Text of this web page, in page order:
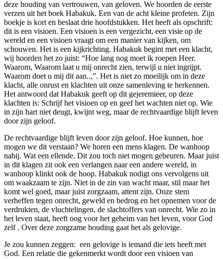
deze houding van vertrouwen, van geloven. We hoorden de eerste
verzen uit het boek Habakuk. Een van de acht kleine profeten. Zijn
boekje is kort en beslaat drie hoofdstukken. Het heeft als opschrift:
dit is een visioen. Een visioen is een vergezicht, een visie op de
wereld en een visioen vraagt om een manier van kijken, om
schouwen. Het is een kijkrichting. Habakuk begint met een klacht,
wij hoorden het zo juist: “Hoe lang nog moet ik roepen Heer.
Waarom, Waarom laat u mij onrecht zien, terwijl u niet ingrijpt.
Waarom doet u mij dit aan..,”. Het is niet zo moeilijk om in deze
klacht, alle onrust en klachten uit onze samenleving te herkennen.
Het antwoord dat Habakuk geeft op dit gejeremieer, op deze
klachten is: Schrijf het visioen op en geef het wachten niet op. Wie
in zijn hart niet deugt, kwijnt weg, maar de rechtvaardige blijft leven
door zijn geloof.
De rechtvaardige blijft leven door zijn geloof. Hoe kunnen, hoe
mogen we dit verstaan? We horen een mens klagen. De wanhoop
nabij. Wat een ellende. Dit zou toch niet mogen gebeuren. Maar juist
in dit klagen zit ook een verlangen naar een andere wereld, in
wanhoop klinkt ook de hoop. Habakuk nodigt ons vervolgens uit
om waakzaam te zijn. Niet in de zin van wacht maar, stil maar het
komt wel goed, maar juist zorgzaam, attent zijn. Onze stem
verheffen tegen onrecht, geweld en bedrog en het opnemen voor de
verdrukten, de vluchtelingen, de slachtoffers van onrecht. Wie zo in
het leven staat, heeft oog voor het geheim van het leven, voor God
zelf . Over deze zorgzame houding gaat het als gelovige.
Je zou kunnen zeggen: een gelovige is iemand die iets heeft met
God. Een relatie die gekenmerkt wordt door een visioen van